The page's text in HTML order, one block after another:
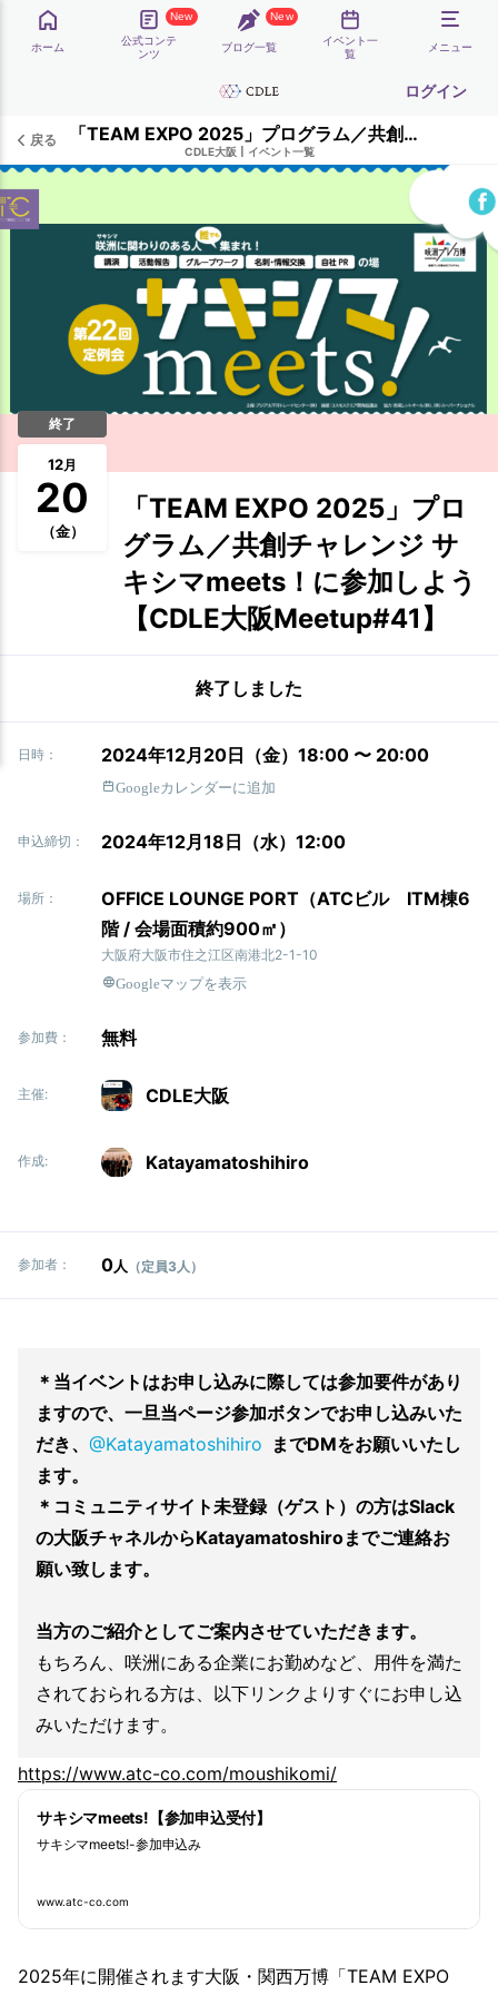
ホーム
New
公式コンテ
ンツ
New
ブログ一覧
イベント一
覧
メニュー
ログイン
戻る 「TEAM EXPO 2025」プログラム／共創チャレンジ サキシマmeets！に参加しよう【CDLE大阪Meetup#41】
CDLE大阪 イベント一覧
終了
12月
20
（金）
「TEAM EXPO 2025」プロ
グラム／共創チャレンジ サ
キシマmeets！に参加しよう
【CDLE大阪Meetup#41】
終了しました
日時： 2024年12月20日（金）18:00 〜 20:00
Googleカレンダーに追加
申込締切： 2024年12月18日（水）12:00
場所：
OFFICE LOUNGE PORT（ATCビル ITM棟6
階 / 会場面積約900㎡）
大阪府大阪市住之江区南港北2-1-10
Googleマップを表示
参加費： 無料
主催: CDLE大阪
作成: Katayamatoshihiro
参加者： 0人 （定員3人）
＊当イベントはお申し込みに際しては参加要件があり
ますので、一旦当ページ参加ボタンでお申し込みいた
だき、 @Katayamatoshihiro までDMをお願いいたし
ます。
＊コミュニティサイト未登録（ゲスト）の方はSlack
の大阪チャネルからKatayamatoshiroまでご連絡お
願い致します。
当方のご紹介としてご案内させていただきます。
もちろん、咲洲にある企業にお勤めなど、用件を満た
されておられる方は、以下リンクよりすぐにお申し込
みいただけます。
https://www.atc-co.com/moushikomi/
サキシマmeets!【参加申込受付】
サキシマmeets!-参加申込み
www.atc-co.com
2025年に開催されます大阪・関西万博「TEAM EXPO